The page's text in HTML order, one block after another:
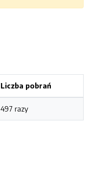
Liczba pobrań
497 razy